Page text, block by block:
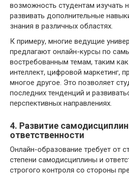
возможность студентам изучать
развивать дополнительные
знания в различных областях.
К примеру, многие ведущие
предлагают онлайн-курсы по
востребованным темам, таким
интеллект, цифровой маркетинг,
многое другое. Это позволяет
последних тенденций и
перспективных направлениях.
4. Развитие
ответственности
Онлайн-образование требует от
степени самодисциплины и
строгого контроля со стороны